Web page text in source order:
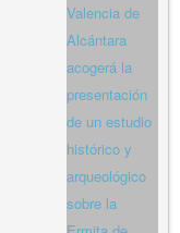
Valencia de
Alcántara
acogerá la
presentación
de un estudio
histórico y
arqueológico
sobre la